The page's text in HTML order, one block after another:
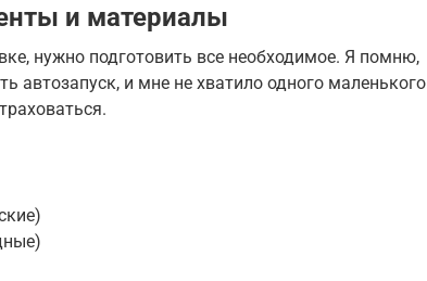
и материалы
нужно подготовить все необходимое. Я помню,
автозапуск, и мне не хватило одного маленького